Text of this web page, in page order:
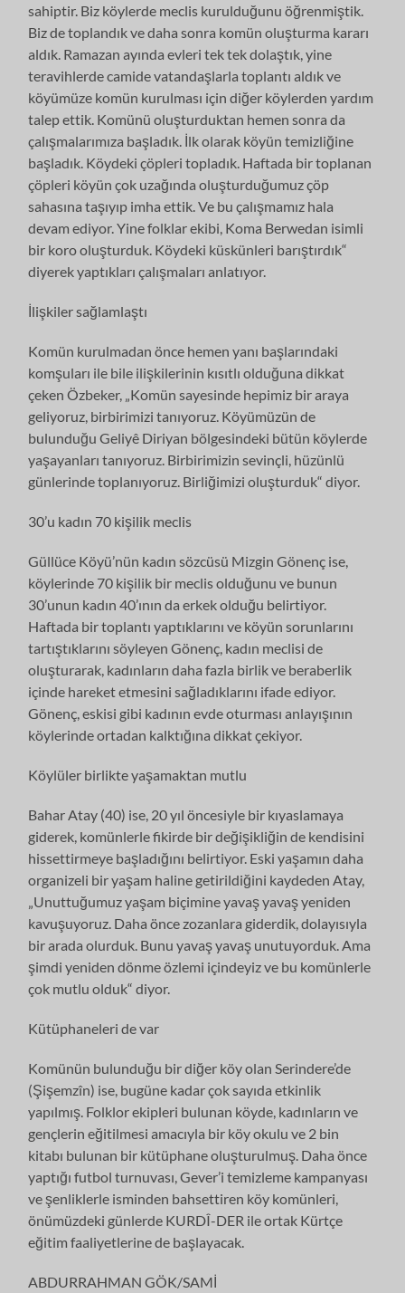
sahiptir. Biz köylerde meclis kurulduğunu öğrenmiştik.
Biz de toplandık ve daha sonra komün oluşturma kararı
aldık. Ramazan ayında evleri tek tek dolaştık, yine
teravihlerde camide vatandaşlarla toplantı aldık ve
köyümüze komün kurulması için diğer köylerden yardım
talep ettik. Komünü oluşturduktan hemen sonra da
çalışmalarımıza başladık. İlk olarak köyün temizliğine
başladık. Köydeki çöpleri topladık. Haftada bir toplanan
çöpleri köyün çok uzağında oluşturduğumuz çöp
sahasına taşıyıp imha ettik. Ve bu çalışmamız hala
devam ediyor. Yine folklar ekibi, Koma Berwedan isimli
bir koro oluşturduk. Köydeki küskünleri barıştırdık“
diyerek yaptıkları çalışmaları anlatıyor.
İlişkiler sağlamlaştı
Komün kurulmadan önce hemen yanı başlarındaki
komşuları ile bile ilişkilerinin kısıtlı olduğuna dikkat
çeken Özbeker, „Komün sayesinde hepimiz bir araya
geliyoruz, birbirimizi tanıyoruz. Köyümüzün de
bulunduğu Geliyê Diriyan bölgesindeki bütün köylerde
yaşayanları tanıyoruz. Birbirimizin sevinçli, hüzünlü
günlerinde toplanıyoruz. Birliğimizi oluşturduk“ diyor.
30’u kadın 70 kişilik meclis
Güllüce Köyü’nün kadın sözcüsü Mizgin Gönenç ise,
köylerinde 70 kişilik bir meclis olduğunu ve bunun
30’unun kadın 40’ının da erkek olduğu belirtiyor.
Haftada bir toplantı yaptıklarını ve köyün sorunlarını
tartıştıklarını söyleyen Gönenç, kadın meclisi de
oluşturarak, kadınların daha fazla birlik ve beraberlik
içinde hareket etmesini sağladıklarını ifade ediyor.
Gönenç, eskisi gibi kadının evde oturması anlayışının
köylerinde ortadan kalktığına dikkat çekiyor.
Köylüler birlikte yaşamaktan mutlu
Bahar Atay (40) ise, 20 yıl öncesiyle bir kıyaslamaya
giderek, komünlerle fikirde bir değişikliğin de kendisini
hissettirmeye başladığını belirtiyor. Eski yaşamın daha
organizeli bir yaşam haline getirildiğini kaydeden Atay,
„Unuttuğumuz yaşam biçimine yavaş yavaş yeniden
kavuşuyoruz. Daha önce zozanlara giderdik, dolayısıyla
bir arada olurduk. Bunu yavaş yavaş unutuyorduk. Ama
şimdi yeniden dönme özlemi içindeyiz ve bu komünlerle
çok mutlu olduk“ diyor.
Kütüphaneleri de var
Komünün bulunduğu bir diğer köy olan Serindere’de
(Şişemzîn) ise, bugüne kadar çok sayıda etkinlik
yapılmış. Folklor ekipleri bulunan köyde, kadınların ve
gençlerin eğitilmesi amacıyla bir köy okulu ve 2 bin
kitabı bulunan bir kütüphane oluşturulmuş. Daha önce
yaptığı futbol turnuvası, Gever’i temizleme kampanyası
ve şenliklerle isminden bahsettiren köy komünleri,
önümüzdeki günlerde KURDÎ-DER ile ortak Kürtçe
eğitim faaliyetlerine de başlayacak.
ABDURRAHMAN GÖK/SAMİ